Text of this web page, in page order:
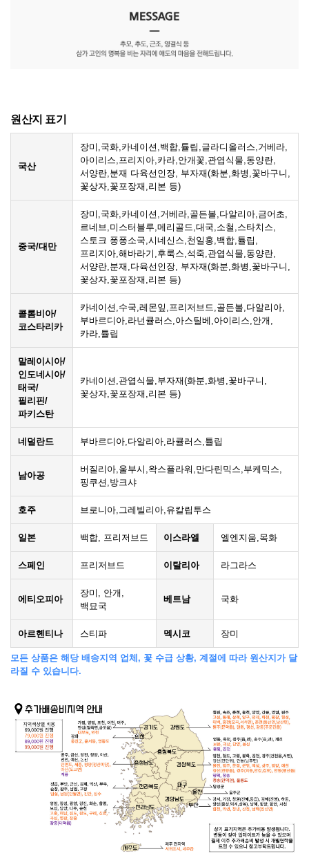
원산지 표기
국산
장미,국화,카네이션,백합,튤립,글라디올러스,거베라,
아이리스,프리지아,카라,안개꽃,관엽식물,동양란,
서양란,분재 다육선인장, 부자재(화분,화병,꽃바구니,
꽃상자,꽃포장재,리본 등)
중국/대만
장미,국화,카네이션,거베라,골든볼,다알리아,금어초,
르네브,미스터블루,메리골드,대국,소철,스타치스,
스토크 퐁퐁소국,시네신스,천일홍,백합,튤립,
프리지아,해바라기,후룩스,석죽,관엽식물,동양란,
서양란,분재,다육선인장, 부자재(화분,화병,꽃바구니,
꽃상자,꽃포장재,리본 등)
콜롬비아/
코스타리카
카네이션,수국,레몬잎,프리저브드,골든볼,다알리아,
부바르디아,라넌큘러스,아스틸베,아이리스,안개,
카라,튤립
말레이시아/
인도네시아/
태국/
필리핀/
파키스탄
카네이션,관엽식물,부자재(화분,화병,꽃바구니,
꽃상자,꽃포장재,리본 등)
네덜란드 부바르디아,다알리아,라큘러스,튤립
남아공
버질리아,울부시,왁스플라워,만다린믹스,부케믹스,
핑쿠션,방크샤
호주 브로니아,그레빌리아,유칼립투스
일본 백합, 프리저브드 이스라엘 엘엔지움,목화
스페인 프리저브드 이탈리아 라그라스
에티오피아
장미, 안개,
백묘국
베트남 국화
아르헨티나 스티파 멕시코 장미
모든 상품은 해당 배송지역 업체, 꽃 수급 상황, 계절에 따라 원산지가 달
라질 수 있습니다.